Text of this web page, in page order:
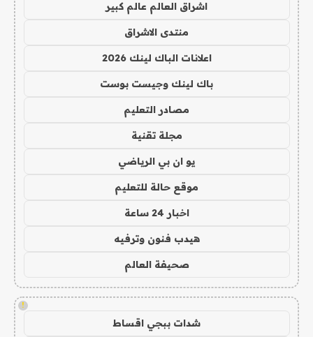
اشراق العالم عالم كبير
منتدى الاشراق
اعلانات الباك لينك 2026
باك لينك وجيست بوست
مصادر التعليم
مجلة تقنية
يو ان بي الرياضي
موقع حالة للتعليم
اخبار 24 ساعة
هيدب فنون وترفيه
صحيفة العالم
!
شدات ببجي اقساط